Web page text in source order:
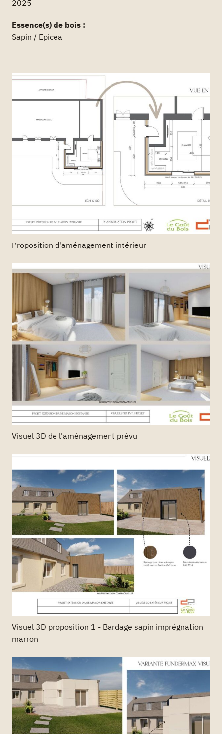
2025
Essence(s) de bois :
Sapin / Epicea
Proposition d'aménagement intérieur
Visuel 3D de l'aménagement prévu
Visuel 3D proposition 1 - Bardage sapin imprégnation
marron